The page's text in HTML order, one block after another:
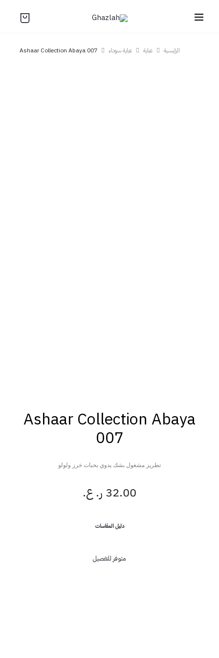
الرئيسية عباية عباية سوداء Ashaar Collection Abaya 007
Ashaar Collection Abaya
007
تطريز مشغول بشك يدوي بحبات خرز ولولو
32.00 ر. ع.
دليل المقاسات
متوفر للتفصيل